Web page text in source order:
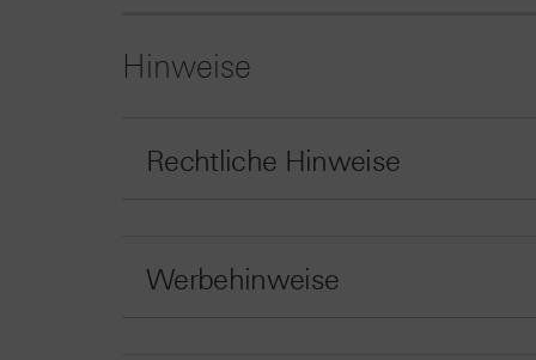
Hinweise
Rechtliche Hinweise
Werbehinweise